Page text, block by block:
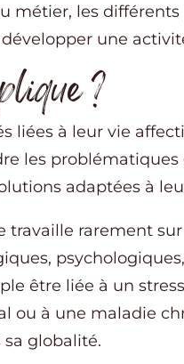
métier, les
une
?
liées à leur vie
les problématiques
adaptées à
travaille rarement
être liée à un
ou à une maladie
globalité.